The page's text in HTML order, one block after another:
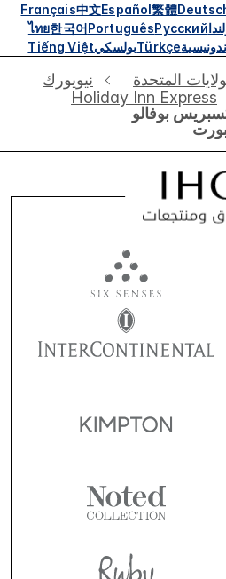
繁體
Español
中文
Français
Русский
Português
한국어
ไทย
TürkçeبولسكيTiếng Việt
المتحدة
نيويورك
Holiday Inn Express
بوفالو